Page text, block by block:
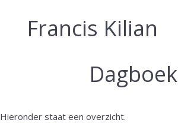
Francis Kilian
Dagboek
Hieronder staat een overzicht.